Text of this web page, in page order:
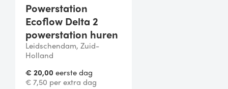
Powerstation
Ecoflow Delta 2
powerstation huren
Leidschendam, Zuid-
Holland
€ 20,00 eerste dag
€ 7,50 per extra dag